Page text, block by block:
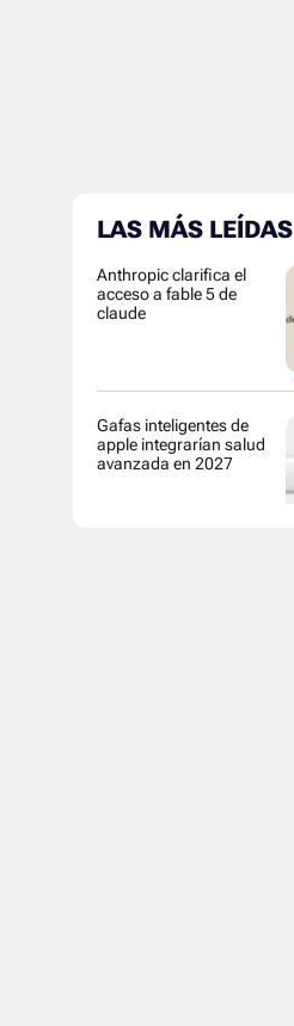
LAS MÁS LEÍDAS
Anthropic clarifica el
acceso a fable 5 de
claude
Gafas inteligentes de
apple integrarían salud
avanzada en 2027